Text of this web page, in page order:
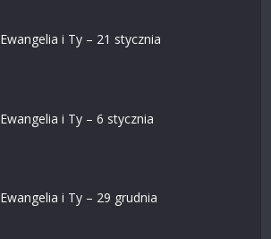
Ewangelia i Ty – 21 stycznia
Ewangelia i Ty – 6 stycznia
Ewangelia i Ty – 29 grudnia